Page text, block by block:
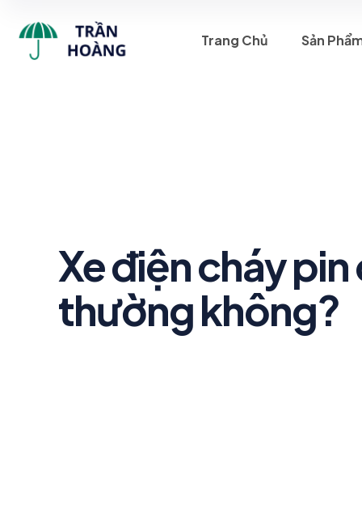
Trang Chủ Sản
Xe điện cháy
thường không?